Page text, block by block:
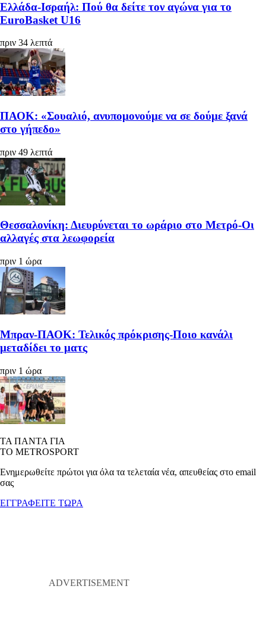
Ελλάδα-Ισραήλ: Πού θα δείτε τον αγώνα για το
EuroBasket U16
πριν 34 λεπτά
ΠΑΟΚ: «Σουαλιό, ανυπομονούμε να σε δούμε ξανά
στο γήπεδο»
πριν 49 λεπτά
Θεσσαλονίκη: Διευρύνεται το ωράριο στο Μετρό-Οι
αλλαγές στα λεωφορεία
πριν 1 ώρα
Μπραν-ΠΑΟΚ: Τελικός πρόκρισης-Ποιο κανάλι
μεταδίδει το ματς
πριν 1 ώρα
ΤΑ ΠΑΝΤΑ ΓΙΑ
ΤΟ METROSPORT
Ενημερωθείτε πρώτοι για όλα τα τελεταία νέα, απευθείας στο email
σας
ΕΓΓΡΑΦΕΙΤΕ ΤΩΡΑ